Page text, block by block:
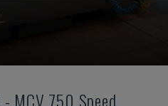
- MCV 750 Speed